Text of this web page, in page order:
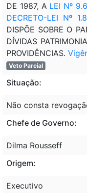
DE 1987, A LEI Nº
DECRETO-LEI Nº
DISPÕE SOBRE O
DÍVIDAS
PROVIDÊNCIAS.
Veto Parcial
Situação:
Não consta
Chefe de Governo:
Dilma Rousseff
Origem:
Executivo